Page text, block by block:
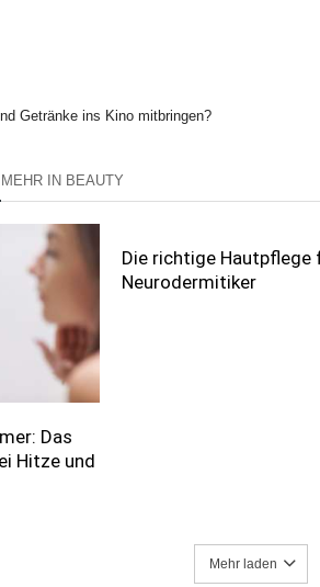
Getränke ins Kino mitbringen?
MEHR IN BEAUTY
Das
Hitze und
Die richtige Hautpflege
Neurodermitiker
Mehr laden